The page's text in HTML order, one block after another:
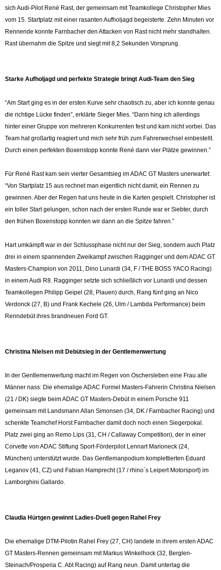
sich Audi-Pilot René Rast, der gemeinsam mit Teamkollege Christopher Mies
vom 15. Startplatz mit einer rasanten Aufholjagd begeisterte. Zehn Minuten vor
Rennende konnte Farnbacher den Attacken von Rast nicht mehr standhalten.
Rast übernahm die Spitze und siegt mit 8,2 Sekunden Vorsprung.
Starke Aufholjagd und perfekte Strategie bringt Audi-Team den Sieg
“Am Start ging es in der ersten Kurve sehr chaotisch zu, aber ich konnte genau
die richtige Lücke finden”, erklärte Sieger Mies. “Dann hing ich allerdings
hinter einer Gruppe von mehreren Konkurrenten fest und kam nicht vorbei. Das
Team hat großartig reagiert und mich sehr früh zum Fahrerwechsel einbestellt.
Durch einen perfekten Boxenstopp konnte René dann vier Plätze gewinnen.”
Für René Rast kam sein vierter Gesamtsieg im ADAC GT Masters unerwartet:
“Von Startplatz 15 aus rechnet man eigentlich nicht damit, ein Rennen zu
gewinnen. Aber der Regen hat uns heute in die Karten gespielt. Christopher ist
ein toller Start gelungen, schon nach der ersten Runde war er Siebter, durch
den frühen Boxenstopp konnten wir dann an die Spitze fahren.”
Hart umkämpft war in der Schlussphase nicht nur der Sieg, sondern auch Platz
drei in einem spannenden Zweikampf zwischen Ragginger und dem ADAC GT
Masters-Champion von 2011, Dino Lunardi (34, F / THE BOSS YACO Racing)
in einem Audi R8. Ragginger setzte sich schließlich vor Lunardi und dessen
Teamkollegen Philipp Geipel (28, Plauen) durch, Rang fünf ging an Nico
Verdonck (27, B) und Frank Kechele (26, Ulm / Lambda Performance) beim
Renndebüt ihres brandneuen Ford GT.
Christina Nielsen mit Debütsieg in der Gentlemenwertung
In der Gentlemenwertung macht im Regen von Oschersleben eine Frau alle
Männer nass: Die ehemalige ADAC Formel Masters-Fahrerin Christina Nielsen
(21 / DK) siegte beim ADAC GT Masters-Debüt in einem Porsche 911
gemeinsam mit Landsmann Allan Simonsen (34, DK / Farnbacher Racing) und
schenkte Teamchef Horst Farnbacher damit doch noch einen Siegerpokal.
Platz zwei ging an Remo Lips (31, CH / Callaway Competition), der in einer
Corvette von ADAC Stiftung Sport-Förderpilot Lennart Marioneck (24,
München) unterstützt wurde. Das Gentlemanpodium komplettierten Eduard
Leganov (41, CZ) und Fabian Hamprecht (17 / rhino´s Leipert Motorsport) im
Lamborghini Gallardo.
Claudia Hürtgen gewinnt Ladies-Duell gegen Rahel Frey
Die ehemalige DTM-Pilotin Rahel Frey (27, CH) landete in ihrem ersten ADAC
GT Masters-Rennen gemeinsam mit Markus Winkelhock (32, Berglen-
Steinach/Prosperia C. Abt Racing) auf Rang neun. Damit unterlag die